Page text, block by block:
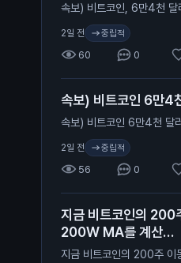
속보) 비트코인, 6만4천 달
2일 전 중립적
60 0
속보) 비트코인 6만4
속보) 비트코인 6만4천 달
2일 전 중립적
56 0
지금 비트코인의 200
200W MA를 계산…
지금 비트코인의 200주